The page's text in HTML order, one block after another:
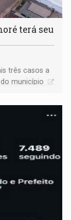
terá seu
três casos a
município